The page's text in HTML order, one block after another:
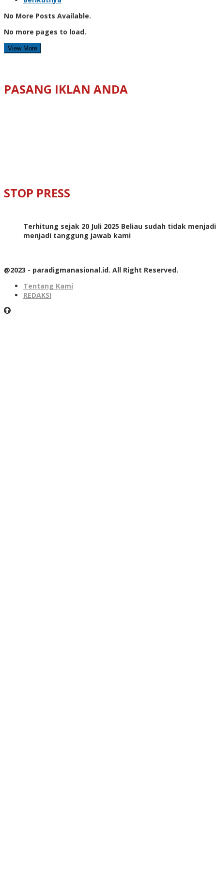
No More Posts Available.
No more pages to load.
View More
PASANG IKLAN ANDA
STOP PRESS
Terhitung sejak 20 Juli 2025 Beliau sudah tidak
menjadi tanggung jawab kami
@2023 - paradigmanasional.id. All Right Reserved.
Tentang Kami
REDAKSI